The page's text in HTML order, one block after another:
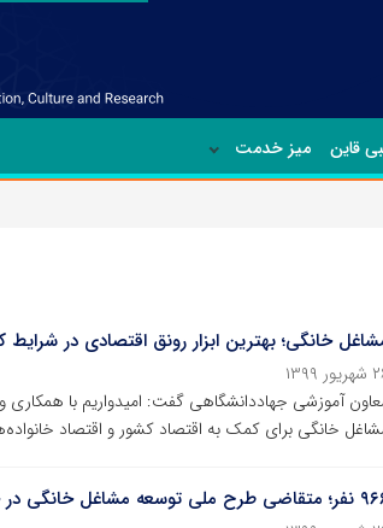
قاین میز خدمت
خانگی؛ بهترین ابزار رونق اقتصادی در شرایط
۱۳۹۹
آموزشی جهاددانشگاهی گفت: امیدواریم با
خانگی برای کمک به اقتصاد کشور و اقتصاد
توسعه مشاغل خانگی در خراسان جنوبی